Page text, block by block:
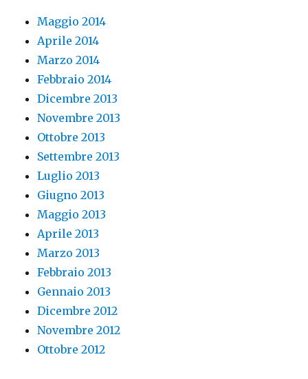
Maggio 2014
Aprile 2014
Marzo 2014
Febbraio 2014
Dicembre 2013
Novembre 2013
Ottobre 2013
Settembre 2013
Luglio 2013
Giugno 2013
Maggio 2013
Aprile 2013
Marzo 2013
Febbraio 2013
Gennaio 2013
Dicembre 2012
Novembre 2012
Ottobre 2012